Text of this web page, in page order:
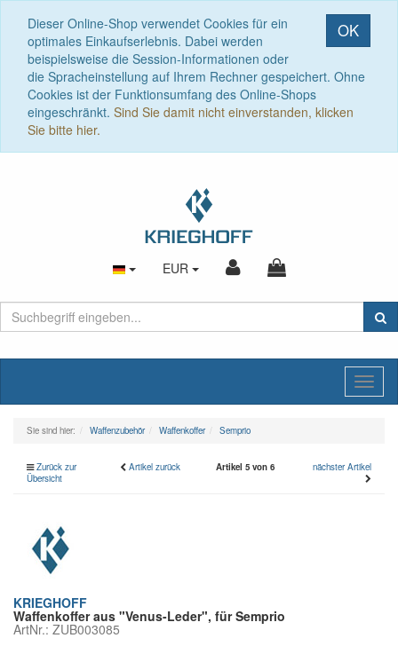
OK
Dieser Online-Shop verwendet Cookies für ein
optimales Einkaufserlebnis. Dabei werden
beispielsweise die Session-Informationen oder
die Spracheinstellung auf Ihrem Rechner gespeichert. Ohne
Cookies ist der Funktionsumfang des Online-Shops
eingeschränkt. Sind Sie damit nicht einverstanden, klicken
Sie bitte hier.
EUR
Sie sind hier: Waffenzubehör Waffenkoffer Semprio
Zurück zur
Übersicht
Artikel zurück Artikel 5 von 6 nächster Artikel
KRIEGHOFF
Waffenkoffer aus "Venus-Leder", für Semprio
ArtNr.: ZUB003085